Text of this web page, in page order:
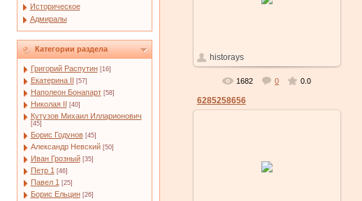
Историческое
Адмиралы
Категории раздела
Григорий Распутин [16]
Екатерина II [57]
Наполеон Бонапарт [58]
Николая II [40]
Кутузов Михаил Илларионович
[45]
Борис Годунов [45]
Александр Невский [50]
Иван Грозный [35]
Петр 1 [46]
Павел 1 [25]
Борис Ельцин [26]
Бесплатно
текст песнивашего любимого
исполнителя
historays
1682 0 0.0
6285258656
21.01.2011